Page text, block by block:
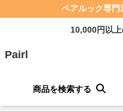
ペアルック専門
10,000円以
Pairl
商品を検索する